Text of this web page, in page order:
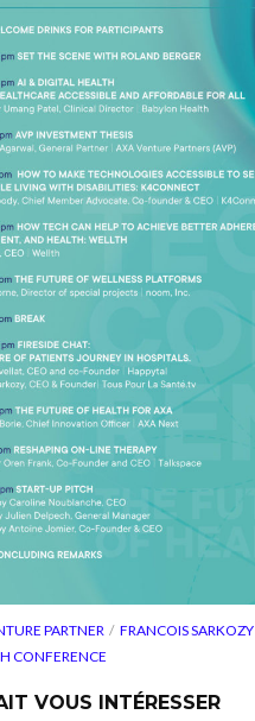
PARTNER FRANCOIS SARKOZY
CONFERENCE
VOUS INTÉRESSER